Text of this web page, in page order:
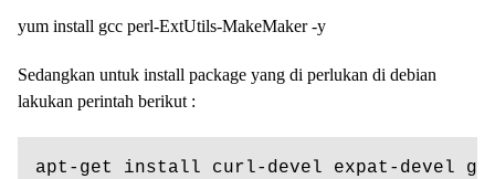
yum install gcc perl-ExtUtils-MakeMaker -y
Sedangkan untuk install package yang di perlukan di debian
lakukan perintah berikut :
apt-get install curl-devel expat-devel